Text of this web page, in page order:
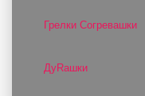
Грелки Согревашки
ДуRашки